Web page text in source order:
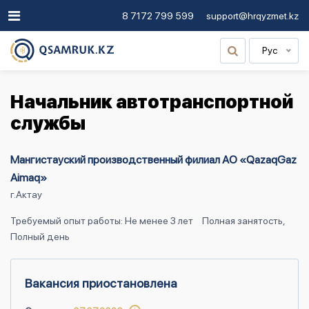
8 7172 799 599 support@hrqyzmet.kz
Рус
Начальник автотранспортной
службы
Мангистауский производственный филиал АО «QazaqGaz
Aimaq»
г.Актау
Требуемый опыт работы: Не менее 3 лет
Полная занятость,
Полный день
Вакансия приостановлена